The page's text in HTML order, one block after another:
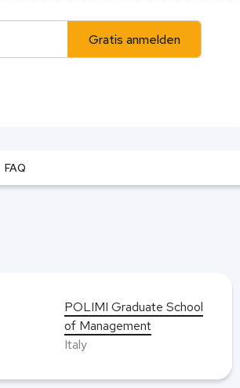
Gratis anmelden
FAQ
POLIMI Graduate School
of Management
Italy